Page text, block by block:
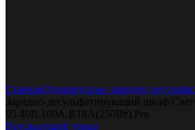
ГлавнаяОдноярусные зарядно-
Зарядно-десульфатирующий шкаф
05.40B.100A.R18A(250Вт).Pro
Предыдущий товар